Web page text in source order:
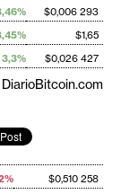
$0,006 293
$1,65
3,3% $0,026 427
DiarioBitcoin.com
$0,510 258